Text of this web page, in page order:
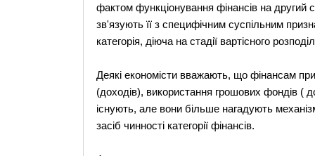
фактом функціонування фінансів на другий
зв'язують її з специфічним суспільним
категорія, діюча на стадії вартісного
Деякі економісти вважають, що фінансам
(доходів), використання грошових фондів (
існують, але вони більше нагадують
засіб чинності категорії фінансів.